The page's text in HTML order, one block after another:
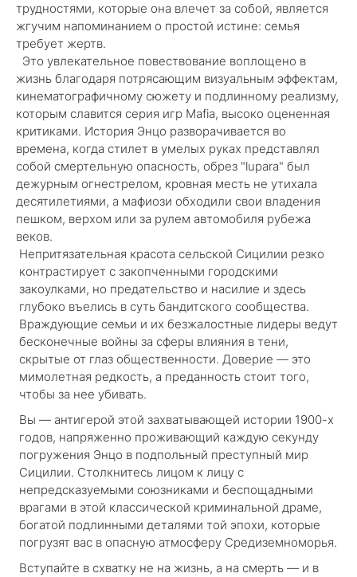
трудностями, которые она влечет за собой, является
жгучим напоминанием о простой истине: семья
требует жертв.
Это увлекательное повествование воплощено в
жизнь благодаря потрясающим визуальным эффектам,
кинематографичному сюжету и подлинному реализму,
которым славится серия игр Mafia, высоко оцененная
критиками. История Энцо разворачивается во
времена, когда стилет в умелых руках представлял
собой смертельную опасность, обрез "lupara" был
дежурным огнестрелом, кровная месть не утихала
десятилетиями, а мафиози обходили свои владения
пешком, верхом или за рулем автомобиля рубежа
веков.
Непритязательная красота сельской Сицилии резко
контрастирует с закопченными городскими
закоулками, но предательство и насилие и здесь
глубоко въелись в суть бандитского сообщества.
Враждующие семьи и их безжалостные лидеры ведут
бесконечные войны за сферы влияния в тени,
скрытые от глаз общественности. Доверие — это
мимолетная редкость, а преданность стоит того,
чтобы за нее убивать.
Вы — антигерой этой захватывающей истории 1900-х
годов, напряженно проживающий каждую секунду
погружения Энцо в подпольный преступный мир
Сицилии. Столкнитесь лицом к лицу с
непредсказуемыми союзниками и беспощадными
врагами в этой классической криминальной драме,
богатой подлинными деталями той эпохи, которые
погрузят вас в опасную атмосферу Средиземноморья.
Вступайте в схватку не на жизнь, а на смерть — и в